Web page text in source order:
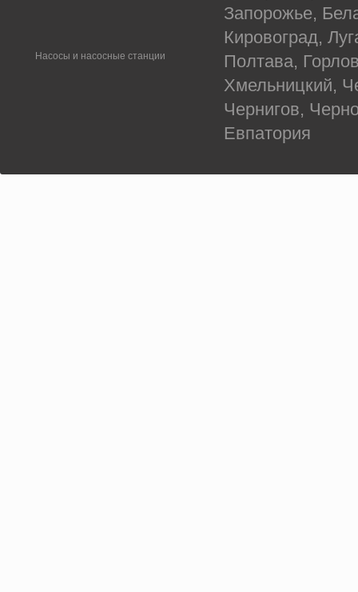
Насосы и насосные станции
Запорожье,
Кировоград,
Полтава,
Хмельницкий,
Чернигов,
Евпатория